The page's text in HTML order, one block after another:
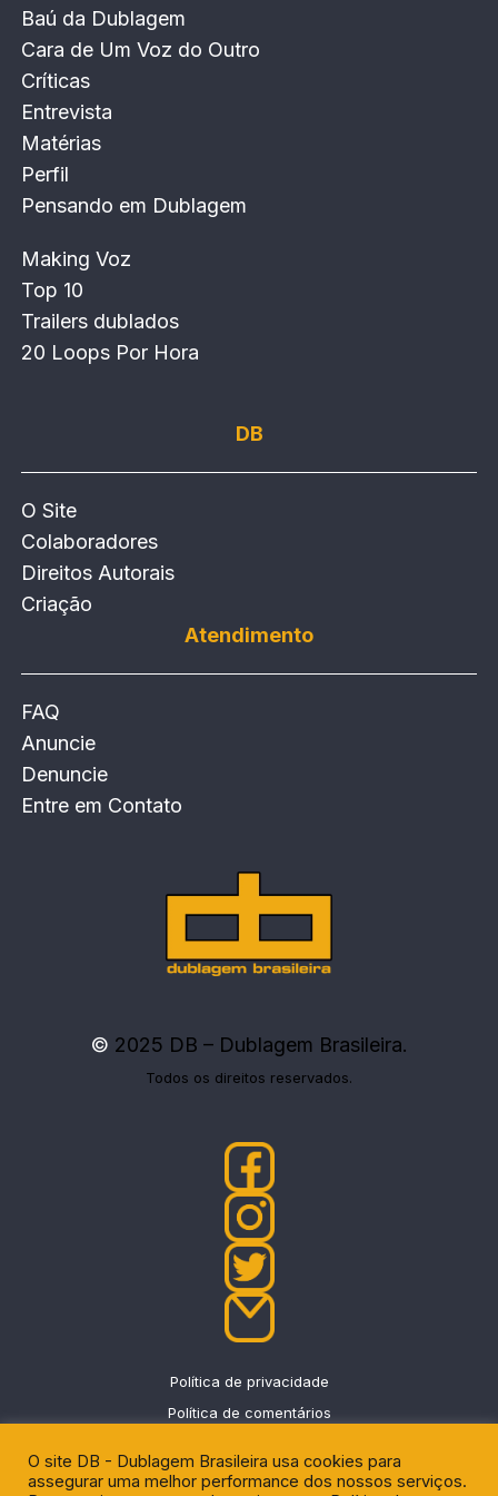
Baú da Dublagem
Cara de Um Voz do Outro
Críticas
Entrevista
Matérias
Perfil
Pensando em Dublagem
Making Voz
Top 10
Trailers dublados
20 Loops Por Hora
DB
O Site
Colaboradores
Direitos Autorais
Criação
Atendimento
FAQ
Anuncie
Denuncie
Entre em Contato
© 2025 DB – Dublagem Brasileira.
Todos os direitos reservados.
Política de privacidade
Política de comentários
O site DB - Dublagem Brasileira usa cookies para
assegurar uma melhor performance dos nossos serviços.